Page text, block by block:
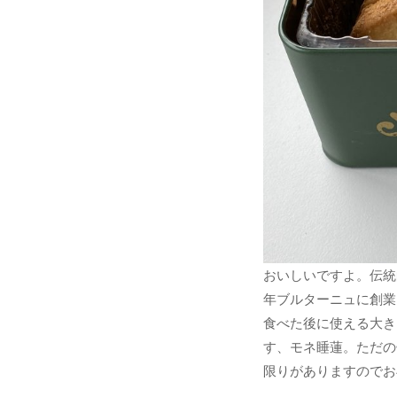
おいしいですよ。伝
年ブルターニュに創
食べた後に使える大
す、モネ睡蓮。ただ
限りがありますのでお